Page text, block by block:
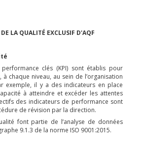
LA QUALITÉ EXCLUSIF D'AQF
clés (KPI) sont établis pour
chaque niveau, au sein de l’organisation
exemple, il y a des indicateurs en place
à atteindre et excéder les attentes
des indicateurs de performance sont
de révision par la direction.
font partie de l’analyse de données
9.1.3 de la norme ISO 9001:2015.